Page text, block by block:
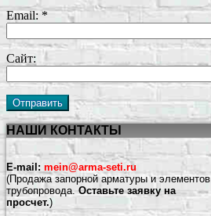
Email:*
Сайт:
НАШИ КОНТАКТЫ
E-mail: mein@arma-seti.ru
(Продажа запорной арматуры и элементов
трубопровода.Оставьте заявку на
просчет.)